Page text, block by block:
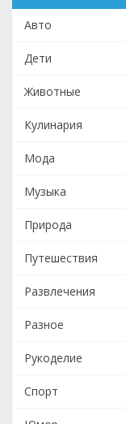
Авто
Дети
Животные
Кулинария
Мода
Музыка
Природа
Путешествия
Развлечения
Разное
Рукоделие
Спорт